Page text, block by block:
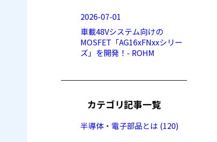
2026-07-01
車載48Vシステム向けの
MOSFET「AG16xFNxxシリー
ズ」を開発！- ROHM
カテゴリ記事一覧
半導体・電子部品とは (120)